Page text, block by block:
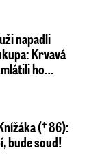
napadli
Krvavá
ho…
(† 86):
bude soud!